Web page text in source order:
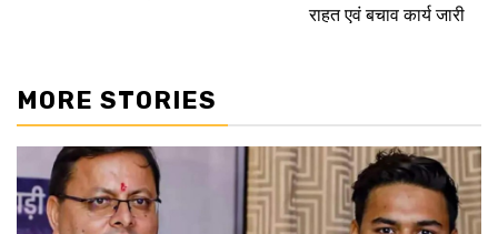
राहत एवं बचाव कार्य जारी
MORE STORIES